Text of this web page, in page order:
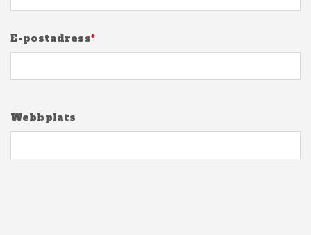
E-postadress*
Webbplats